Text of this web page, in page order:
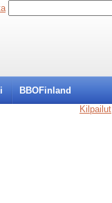
BBOFinland
Kilpailut